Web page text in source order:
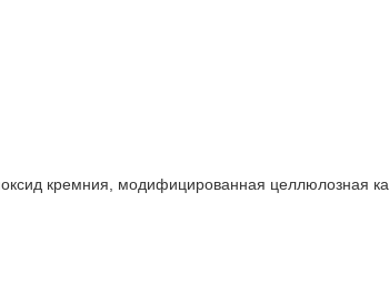
кремния, модифицированная целлюлозная